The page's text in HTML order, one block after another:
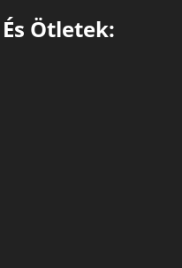
Ötletek: